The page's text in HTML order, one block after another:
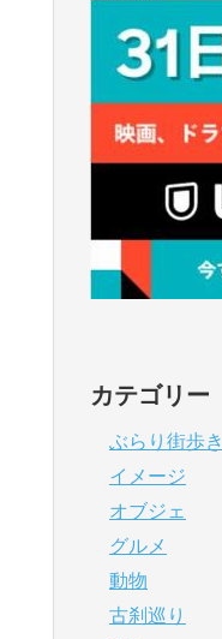
カテゴリー
ぶらり街歩き
イメージ
オブジェ
グルメ
動物
古刹巡り